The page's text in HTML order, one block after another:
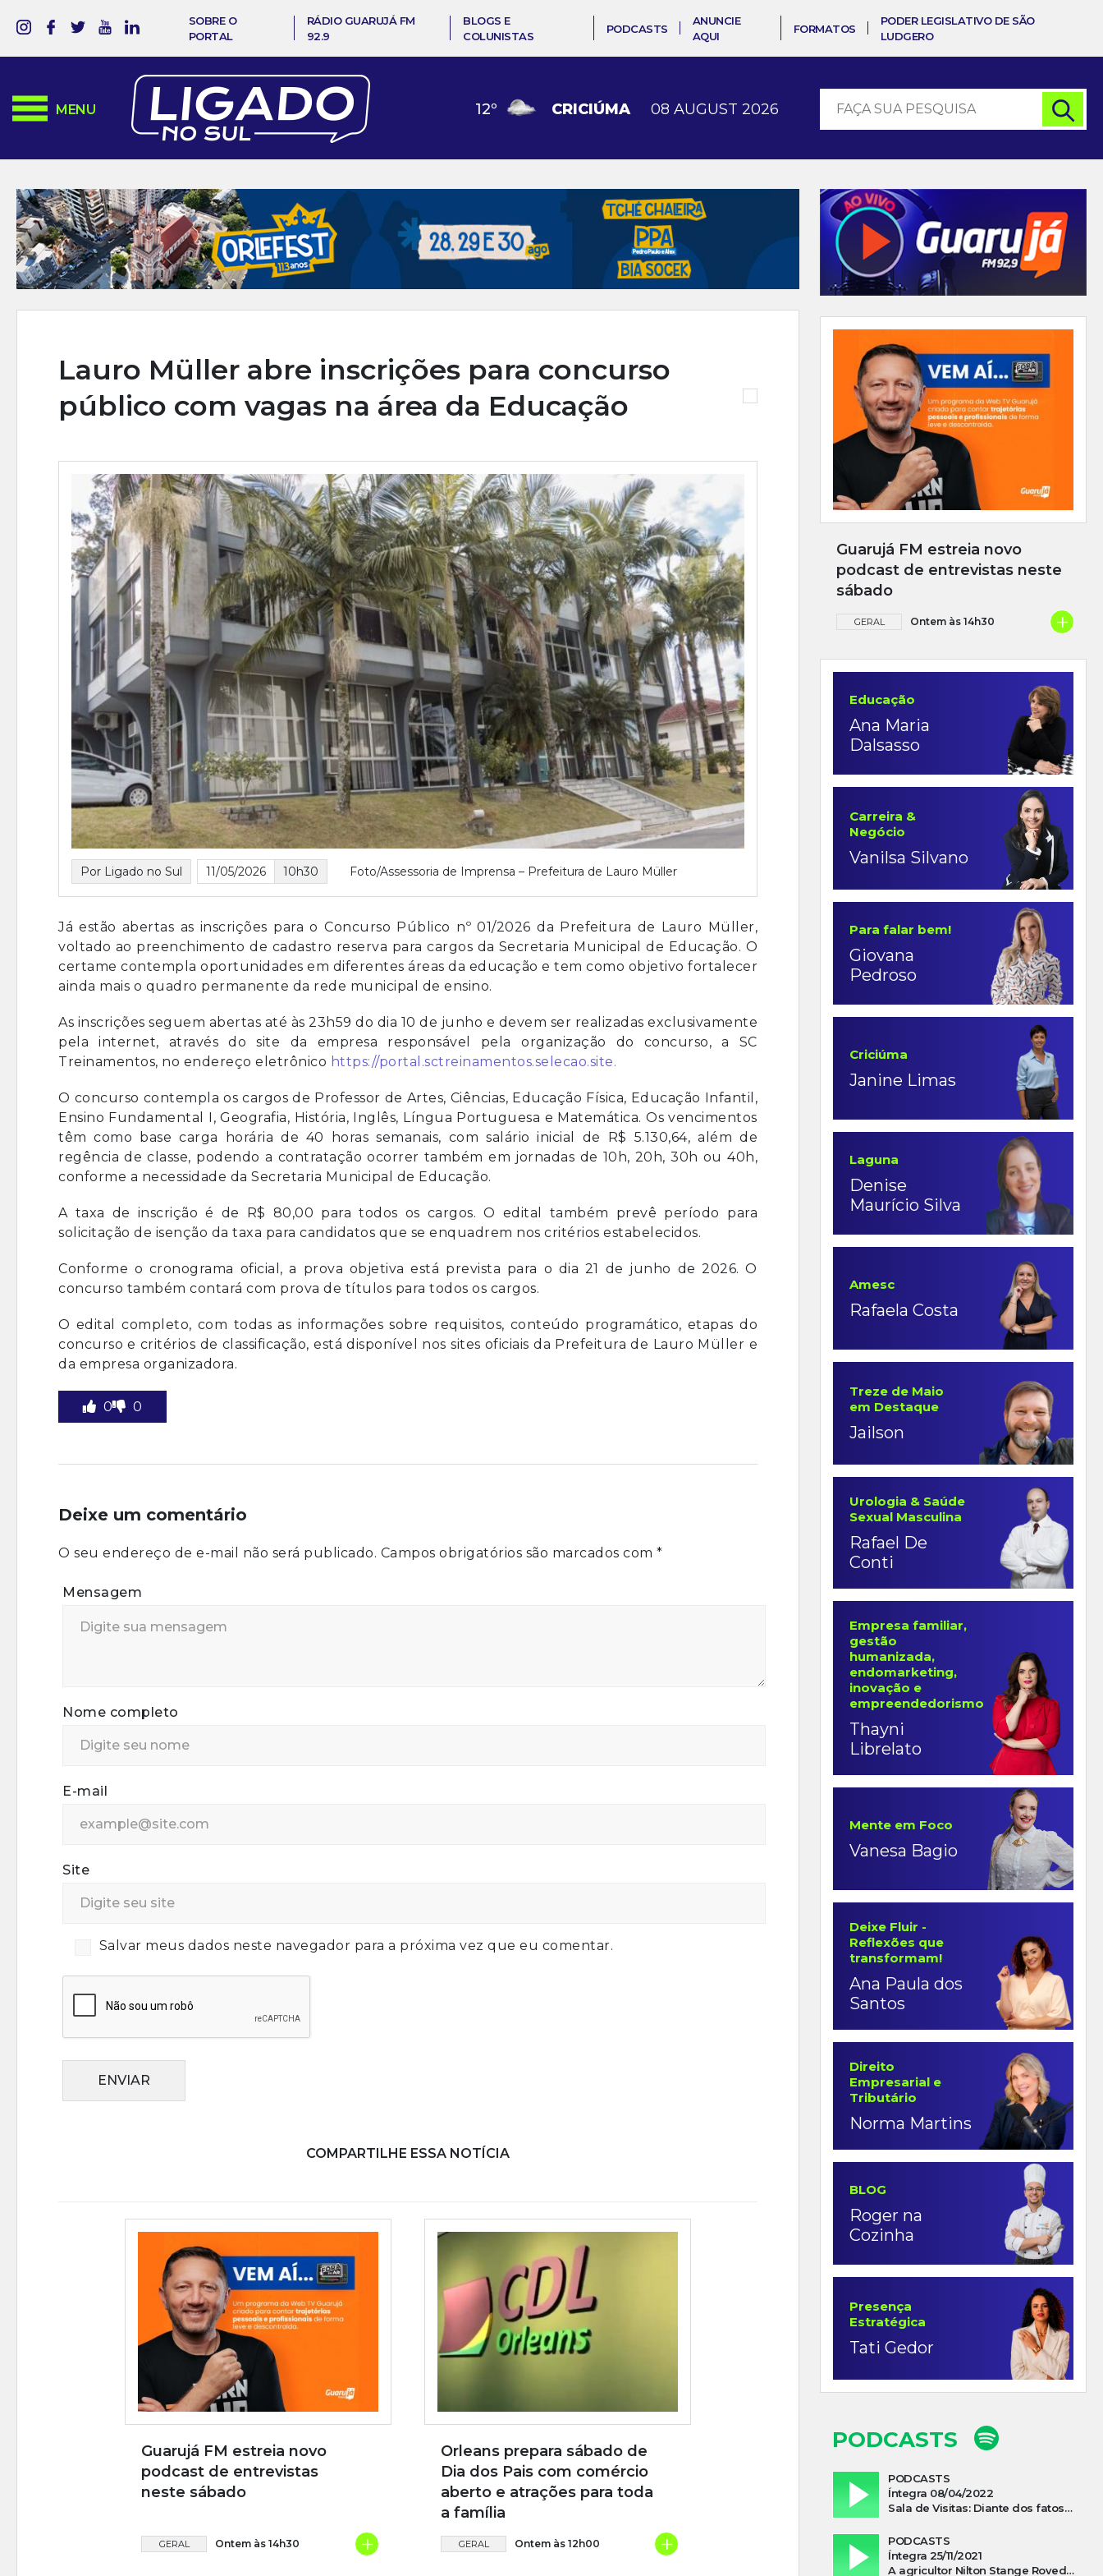
SOBRE O
PORTAL
RÁDIO GUARUJÁ FM
92.9
BLOGS E
COLUNISTAS
PODCASTS
ANUNCIE
AQUI
FORMATOS
PODER LEGISLATIVO DE SÃO
LUDGERO
MENU 12º CRICIÚMA 08 AUGUST 2026
Lauro Müller abre inscrições para concurso
público com vagas na área da Educação
Por Ligado no Sul 11/05/2026 10h30 Foto/Assessoria de Imprensa – Prefeitura de Lauro Müller
Já estão abertas as inscrições para o Concurso Público nº 01/2026 da Prefeitura de Lauro Müller,
voltado ao preenchimento de cadastro reserva para cargos da Secretaria Municipal de Educação. O
certame contempla oportunidades em diferentes áreas da educação e tem como objetivo fortalecer
ainda mais o quadro permanente da rede municipal de ensino.
As inscrições seguem abertas até às 23h59 do dia 10 de junho e devem ser realizadas exclusivamente
pela internet, através do site da empresa responsável pela organização do concurso, a SC
Treinamentos, no endereço eletrônico https://portal.sctreinamentos.selecao.site.
O concurso contempla os cargos de Professor de Artes, Ciências, Educação Física, Educação Infantil,
Ensino Fundamental I, Geografia, História, Inglês, Língua Portuguesa e Matemática. Os vencimentos
têm como base carga horária de 40 horas semanais, com salário inicial de R$ 5.130,64, além de
regência de classe, podendo a contratação ocorrer também em jornadas de 10h, 20h, 30h ou 40h,
conforme a necessidade da Secretaria Municipal de Educação.
A taxa de inscrição é de R$ 80,00 para todos os cargos. O edital também prevê período para
solicitação de isenção da taxa para candidatos que se enquadrem nos critérios estabelecidos.
Conforme o cronograma oficial, a prova objetiva está prevista para o dia 21 de junho de 2026. O
concurso também contará com prova de títulos para todos os cargos.
O edital completo, com todas as informações sobre requisitos, conteúdo programático, etapas do
concurso e critérios de classificação, está disponível nos sites oficiais da Prefeitura de Lauro Müller e
da empresa organizadora.
0 0
Deixe um comentário
O seu endereço de e-mail não será publicado. Campos obrigatórios são marcados com *
Mensagem
Nome completo
E-mail
Site
Salvar meus dados neste navegador para a próxima vez que eu comentar.
ENVIAR
COMPARTILHE ESSA NOTÍCIA
Guarujá FM estreia novo
podcast de entrevistas
neste sábado
GERAL Ontem às 14h30 +
Orleans prepara sábado de
Dia dos Pais com comércio
aberto e atrações para toda
a família
GERAL Ontem às 12h00 +
Guarujá FM estreia novo
podcast de entrevistas neste
sábado
GERAL Ontem às 14h30 +
Educação
Ana Maria
Dalsasso
Carreira &
Negócio
Vanilsa Silvano
Para falar bem!
Giovana
Pedroso
Criciúma
Janine Limas
Laguna
Denise
Maurício Silva
Amesc
Rafaela Costa
Treze de Maio
em Destaque
Jailson
Urologia & Saúde
Sexual Masculina
Rafael De
Conti
Empresa familiar,
gestão
humanizada,
endomarketing,
inovação e
empreendedorismo
Thayni
Librelato
Mente em Foco
Vanesa Bagio
Deixe Fluir -
Reflexões que
transformam!
Ana Paula dos
Santos
Direito
Empresarial e
Tributário
Norma Martins
BLOG
Roger na
Cozinha
Presença
Estratégica
Tati Gedor
PODCASTS
PODCASTS
Íntegra 08/04/2022
Sala de Visitas: Diante dos fatos que influenciam a economia o que podemos esperar de 2022
PODCASTS
Íntegra 25/11/2021
A agricultor Nilton Stange Roveda, afirma ter recebido ajuda espiritual durante acidente